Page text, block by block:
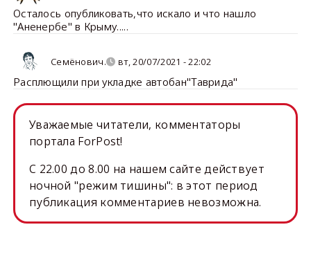
Осталось опубликовать,что искало и что нашло
"Аненербе" в Крыму.....
Семёнович. вт, 20/07/2021 - 22:02
Расплющили при укладке автобан"Таврида"
Уважаемые читатели, комментаторы
портала ForPost!
C 22.00 до 8.00 на нашем сайте действует
ночной "режим тишины": в этот период
публикация комментариев невозможна.